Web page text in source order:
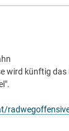
wird künftig